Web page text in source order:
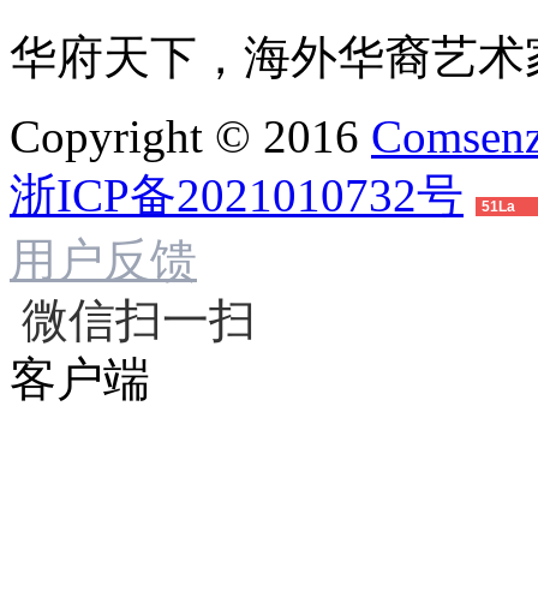
华府天下，海外华裔艺
Copyright © 2016
浙ICP备2021010732号
51La
用户反馈
微信扫一扫
客户端